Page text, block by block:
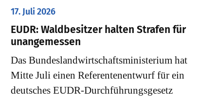
17. Juli 2026
EUDR: Waldbesitzer halten Strafen für
unangemessen
Das Bundeslandwirtschaftsministerium hat
Mitte Juli einen Referentenentwurf für ein
deutsches EUDR-Durchführungsgesetz